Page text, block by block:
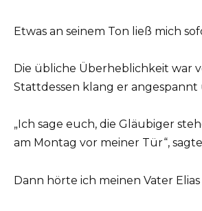
Etwas an seinem Ton ließ mich
Die übliche Überheblichkeit war
Stattdessen klang er
„Ich sage euch, die Gläubiger
am Montag vor meiner Tür“,
Dann hörte ich meinen Vater